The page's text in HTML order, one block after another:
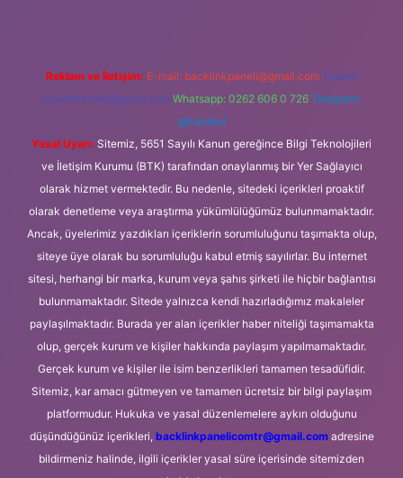
Reklam ve İletişim: E-mail: backlinkpaneli@gmail.com Teams:
forumhizmeti@gmail.com Whatsapp: 0262 606 0 726 Telegram:
@karabul
Yasal Uyarı: Sitemiz, 5651 Sayılı Kanun gereğince Bilgi Teknolojileri
ve İletişim Kurumu (BTK) tarafından onaylanmış bir Yer Sağlayıcı
olarak hizmet vermektedir. Bu nedenle, sitedeki içerikleri proaktif
olarak denetleme veya araştırma yükümlülüğümüz bulunmamaktadır.
Ancak, üyelerimiz yazdıkları içeriklerin sorumluluğunu taşımakta olup,
siteye üye olarak bu sorumluluğu kabul etmiş sayılırlar. Bu internet
sitesi, herhangi bir marka, kurum veya şahıs şirketi ile hiçbir bağlantısı
bulunmamaktadır. Sitede yalnızca kendi hazırladığımız makaleler
paylaşılmaktadır. Burada yer alan içerikler haber niteliği taşımamakta
olup, gerçek kurum ve kişiler hakkında paylaşım yapılmamaktadır.
Gerçek kurum ve kişiler ile isim benzerlikleri tamamen tesadüfidir.
Sitemiz, kar amacı gütmeyen ve tamamen ücretsiz bir bilgi paylaşım
platformudur. Hukuka ve yasal düzenlemelere aykırı olduğunu
düşündüğünüz içerikleri, backlinkpanelicomtr@gmail.comadresine
bildirmeniz halinde, ilgili içerikler yasal süre içerisinde sitemizden